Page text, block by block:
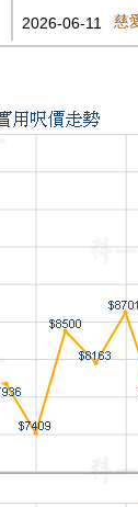
2026-06-11
慈